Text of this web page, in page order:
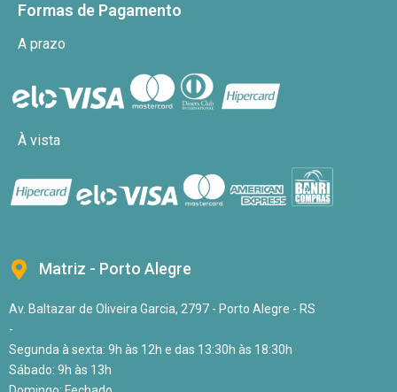
Formas de Pagamento
A prazo
À vista
Matriz - Porto Alegre
Av. Baltazar de Oliveira Garcia, 2797 - Porto Alegre - RS
-
Segunda à sexta: 9h às 12h e das 13:30h às 18:30h
Sábado: 9h às 13h